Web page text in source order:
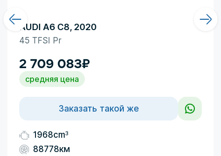
1968cm3
88778км
AUDI A6 C8, 2020
45 TFSI Pr
2 709 083₽
средняя цена
Заказать такой же